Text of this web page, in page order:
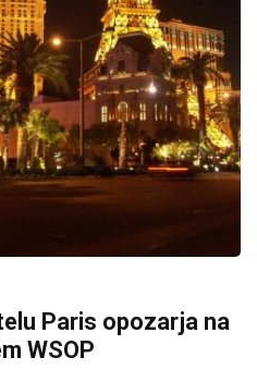
Paris opozarja na
WSOP